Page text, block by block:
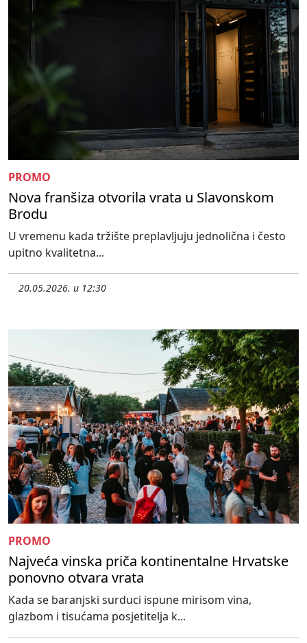
PROMO
Nova franšiza otvorila vrata u Slavonskom
Brodu
U vremenu kada tržište preplavljuju jednolična i često
upitno kvalitetna...
20.05.2026. u 12:30
PROMO
Najveća vinska priča kontinentalne Hrvatske
ponovno otvara vrata
Kada se baranjski surduci ispune mirisom vina,
glazbom i tisućama posjetitelja k...